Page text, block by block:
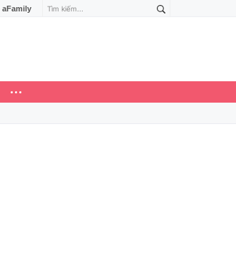
aFamily